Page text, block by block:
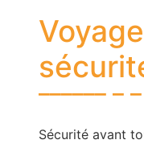
Sécurité avant